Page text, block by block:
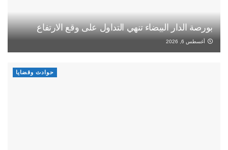
بورصة الدار البيضاء تنهي التداول على وقع الارتفاع
أغسطس 6, 2026
حوادث وقضايا